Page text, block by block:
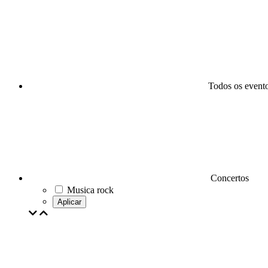
Todos os
Concertos
Musica rock
Aplicar